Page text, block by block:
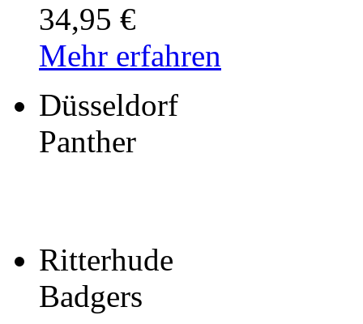
34,95 €
Mehr erfahren
Düsseldorf
Panther
Ritterhude
Badgers